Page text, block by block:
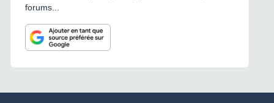
forums...